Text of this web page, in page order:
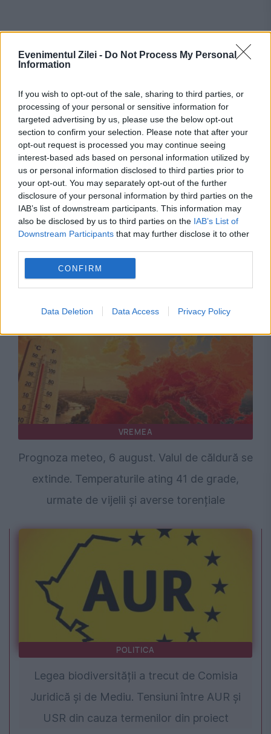
Evenimentul Zilei - Do Not Process My Personal
Information
If you wish to opt-out of the sale, sharing to third parties, or
processing of your personal or sensitive information for
targeted advertising by us, please use the below opt-out
section to confirm your selection. Please note that after your
opt-out request is processed you may continue seeing
interest-based ads based on personal information utilized by
us or personal information disclosed to third parties prior to
your opt-out. You may separately opt-out of the further
disclosure of your personal information by third parties on the
IAB’s list of downstream participants. This information may
also be disclosed by us to third parties on the IAB’s List of
Downstream Participants that may further disclose it to other
CONFIRM
Data Deletion Data Access Privacy Policy
Recomandările noastre
SOCIAL
Eclipsa parțială de Soare din 12 august,
vizibilă și din România. Unde se vede cel mai
bine și la ce oră începe
VREMEA
Prognoza meteo, 6 august. Valul de căldură se
extinde. Temperaturile ating 41 de grade,
urmate de vijelii și averse torențiale
POLITICA
Legea biodiversității a trecut de Comisia
Juridică și de Mediu. Tensiuni între AUR și
USR din cauza termenilor din proiect